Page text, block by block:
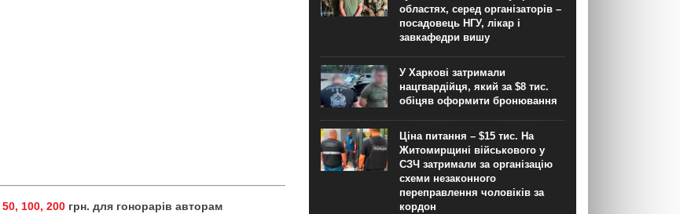
50, 100, 200 грн. для гонорарів авторам
областях, серед організаторів –
посадовець НГУ, лікар і
завкафедри вишу
У Харкові затримали
нацгвардійця, який за $8 тис.
обіцяв оформити бронювання
Ціна питання – $15 тис. На
Житомирщині військового у
СЗЧ затримали за організацію
схеми незаконного
переправлення чоловіків за
кордон